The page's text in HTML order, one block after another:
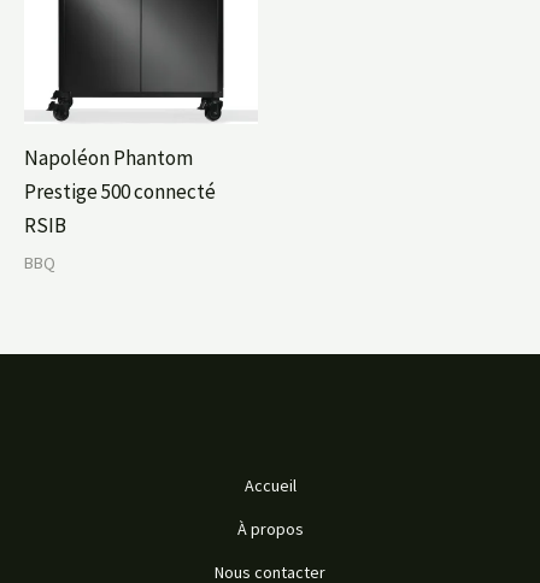
Napoléon Phantom
Prestige 500 connecté
RSIB
BBQ
Accueil
À propos
Nous contacter